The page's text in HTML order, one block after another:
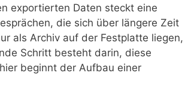
exportierten Daten steckt eine
die sich über längere Zeit
als Archiv auf der Festplatte liegen,
Schritt besteht darin, diese
beginnt der Aufbau einer